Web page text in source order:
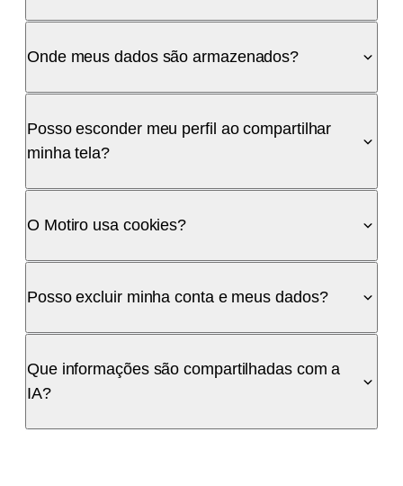
Onde meus dados são armazenados?
Posso esconder meu perfil ao compartilhar
minha tela?
O Motiro usa cookies?
Posso excluir minha conta e meus dados?
Que informações são compartilhadas com a
IA?